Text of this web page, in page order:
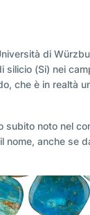
di
(Si) nei
che è in realtà
noto nel
anche se